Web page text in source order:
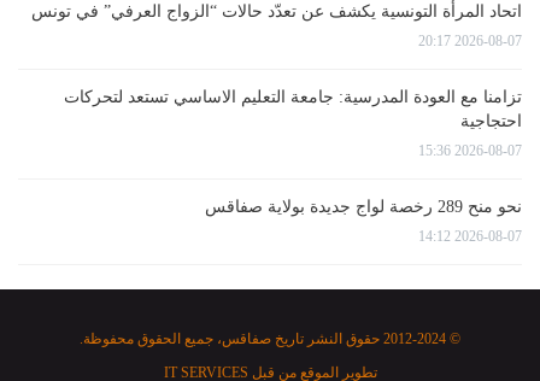
اتحاد المرأة التونسية يكشف عن تعدّد حالات “الزواج العرفي” في تونس
2026-08-07 20:17
تزامنا مع العودة المدرسية: جامعة التعليم الاساسي تستعد لتحركات
احتجاجية
2026-08-07 15:36
نحو منح 289 رخصة لواج جديدة بولاية صفاقس
2026-08-07 14:12
© 2012-2024 حقوق النشر تاريخ صفاقس، جميع الحقوق محفوظة.
تطوير الموقع من قبل IT SERVICES